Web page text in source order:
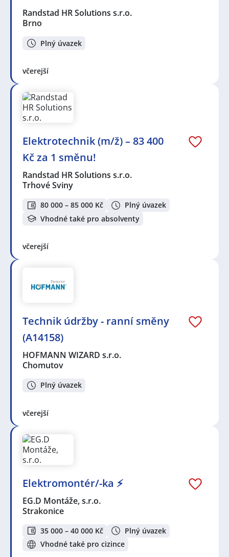
Randstad HR Solutions s.r.o.
Brno
Plný úvazek
včerejší
Elektrotechnik (m/ž) – 83 400
Kč za 1 směnu!
Randstad HR Solutions s.r.o.
Trhové Sviny
80 000 – 85 000 Kč
Plný úvazek
Vhodné také pro absolventy
včerejší
Technik údržby - ranní směny
(A14158)
HOFMANN WIZARD s.r.o.
Chomutov
Plný úvazek
včerejší
Elektromontér/-ka ⚡
EG.D Montáže, s.r.o.
Strakonice
35 000 – 40 000 Kč
Plný úvazek
Vhodné také pro cizince